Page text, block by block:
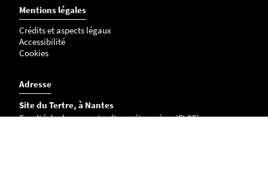
Mentions légales
Crédits et aspects légaux
Accessibilité
Cookies
Adresse
Site du Tertre, à Nantes
Faculté des langues et cultures étrangères (FLCE)